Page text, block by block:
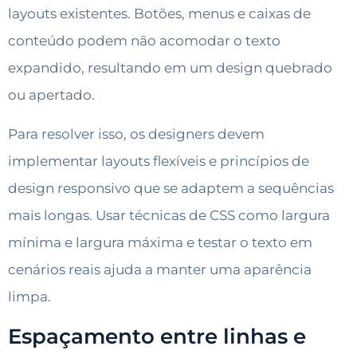
layouts existentes. Botões, menus e caixas de
conteúdo podem não acomodar o texto
expandido, resultando em um design quebrado
ou apertado.
Para resolver isso, os designers devem
implementar layouts flexíveis e princípios de
design responsivo que se adaptem a sequências
mais longas. Usar técnicas de CSS como largura
mínima e largura máxima e testar o texto em
cenários reais ajuda a manter uma aparência
limpa.
Espaçamento entre linhas e